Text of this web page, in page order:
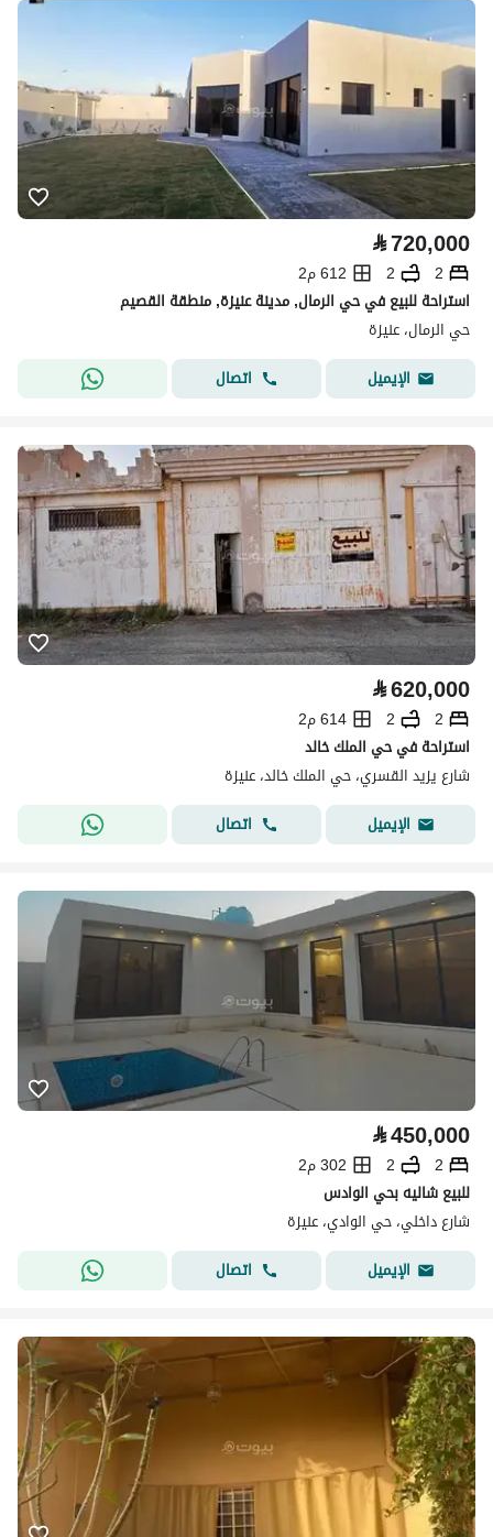
⃁720,000
2
2
612 م2
استراحة للبيع في حي الرمال, مدينة عنيزة, منطقة القصيم
حي الرمال، عنيزة
الإيميل
اتصال
⃁620,000
2
2
614 م2
استراحة في حي الملك خالد
شارع يزيد القسري، حي الملك خالد، عنيزة
الإيميل
اتصال
⃁450,000
2
2
302 م2
للبيع شاليه بحي الوادس
شارع داخلي، حي الوادي، عنيزة
الإيميل
اتصال